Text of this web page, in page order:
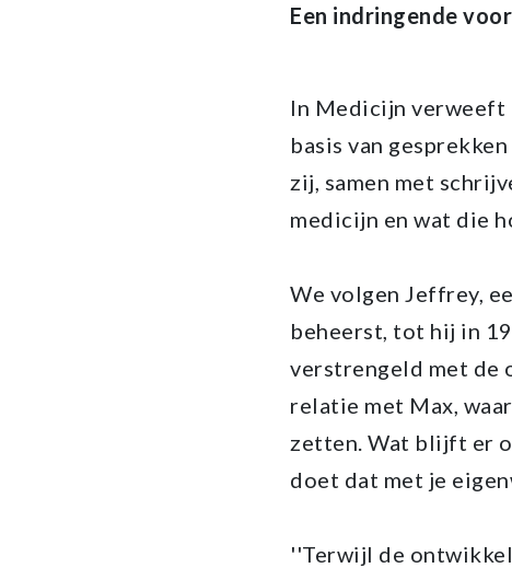
Een indringende
In Medicijn verweeft
basis van
zij, samen met
medicijn en wat die
We volgen Jeffrey,
beheerst, tot hij in
verstrengeld met de
relatie met Max,
zetten. Wat blijft er
doet dat met je
''Terwijl de